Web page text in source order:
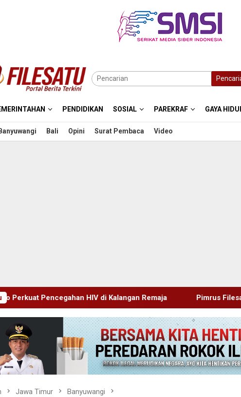
PENDIDIKAN SOSIAL PAREKRAF GAYA
Banyuwangi Bali Opini Surat Pembaca Video
Kalangan Remaja Pimrus Filesatu.co.id Supono, S.H.
Jawa Timur Banyuwangi